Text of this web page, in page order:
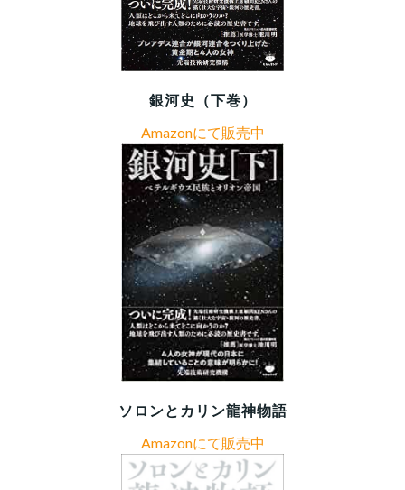
銀河史（下巻）
Amazonにて販売中
ソロンとカリン龍神物語
Amazonにて販売中